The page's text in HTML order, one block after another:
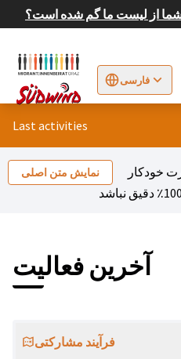
شما از لیست ما گم شده است؟
فارسی
Sprache wählen
Last activities
نمایش متن اصلی
خودکار
آخرین فعالیت
فرآیند مشارکتی